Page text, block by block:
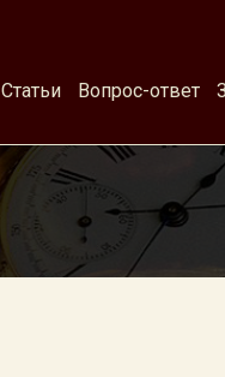
Статьи Вопрос-ответ